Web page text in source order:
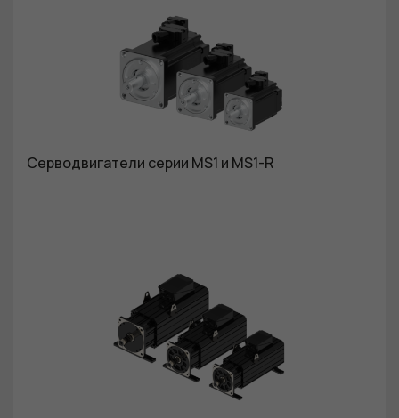
Серводвигатели серии MS1 и MS1-R
Обязательные